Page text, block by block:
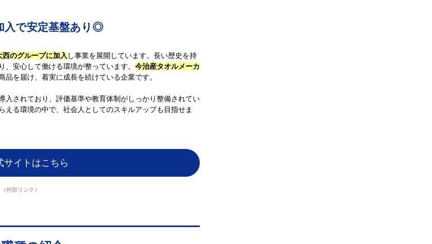
入で安定基盤あり◎
西のグループに加入 し事業を展開しています。長い歴史を持
、安心して働ける環境が整っています。 今治産タオルメーカ
を届け、着実に成長を続けている企業です。
入されており、評価基準や教育体制がしっかり整備されてい
る環境の中で、社会人としてのスキルアップも目指せま
サイトはこちら
（外部リンク）